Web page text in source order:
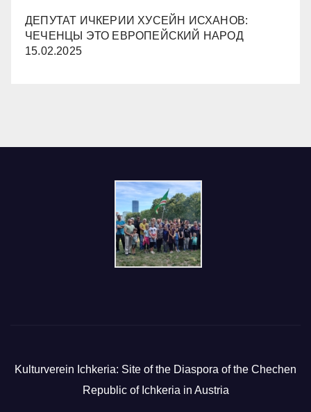
ДЕПУТАТ ИЧКЕРИИ ХУСЕЙН ИСХАНОВ:
ЧЕЧЕНЦЫ ЭТО ЕВРОПЕЙСКИЙ НАРОД
15.02.2025
Kulturverein Ichkeria: Site of the Diaspora of the Chechen
Republic of Ichkeria in Austria